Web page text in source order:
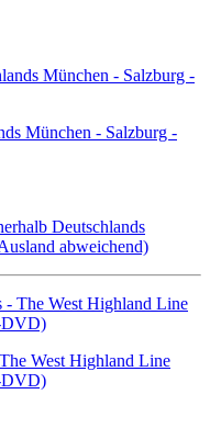
München - Salzburg -
Deutschlands
abweichend)
West Highland Line
DVD)